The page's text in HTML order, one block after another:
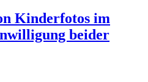
Kinderfotos im
beider